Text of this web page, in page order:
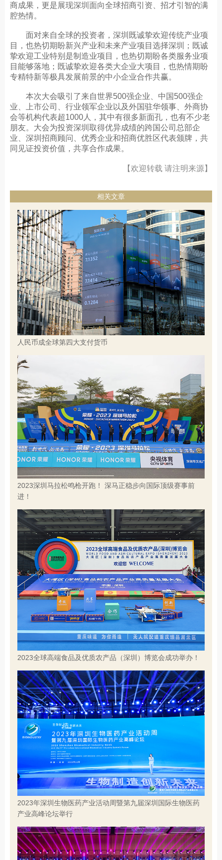
商成果，更是展现深圳面向全球招商引资、招才引智的满
腔热情。
面对来自全球的投资者，深圳既诚挚欢迎传统产业项
目，也热切期盼新兴产业和未来产业项目选择深圳；既诚
挚欢迎工业特别是制造业项目，也热切期盼各类服务业项
目能够落地；既诚挚欢迎各类大企业大项目，也热情期盼
专精特新等极具发展前景的中小企业合作共赢。
本次大会吸引了来自世界500强企业、中国500强企
业、上市公司、行业领军企业以及外国驻华领事、外商协
会等机构代表超1000人，其中有很多新面孔，也有不少老
朋友。大会为投资深圳取得优异成绩的跨国公司总部企
业、深圳招商顾问、优秀企业和招商优胜区代表颁牌，共
同见证投资价值，共享合作成果。
【欢迎转载 请注明来源】
相关文章
人民币成全球第四大支付货币
2023深圳马拉松鸣枪开跑！ 深马正稳步向国际顶级赛事前
进！
2023全球高端食品及优质农产品（深圳）博览会成功举办！
2023年深圳生物医药产业活动周暨第九届深圳国际生物医药
产业高峰论坛举行